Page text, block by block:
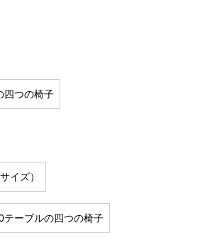
四つの椅子
イズ）
テーブルの四つの椅子